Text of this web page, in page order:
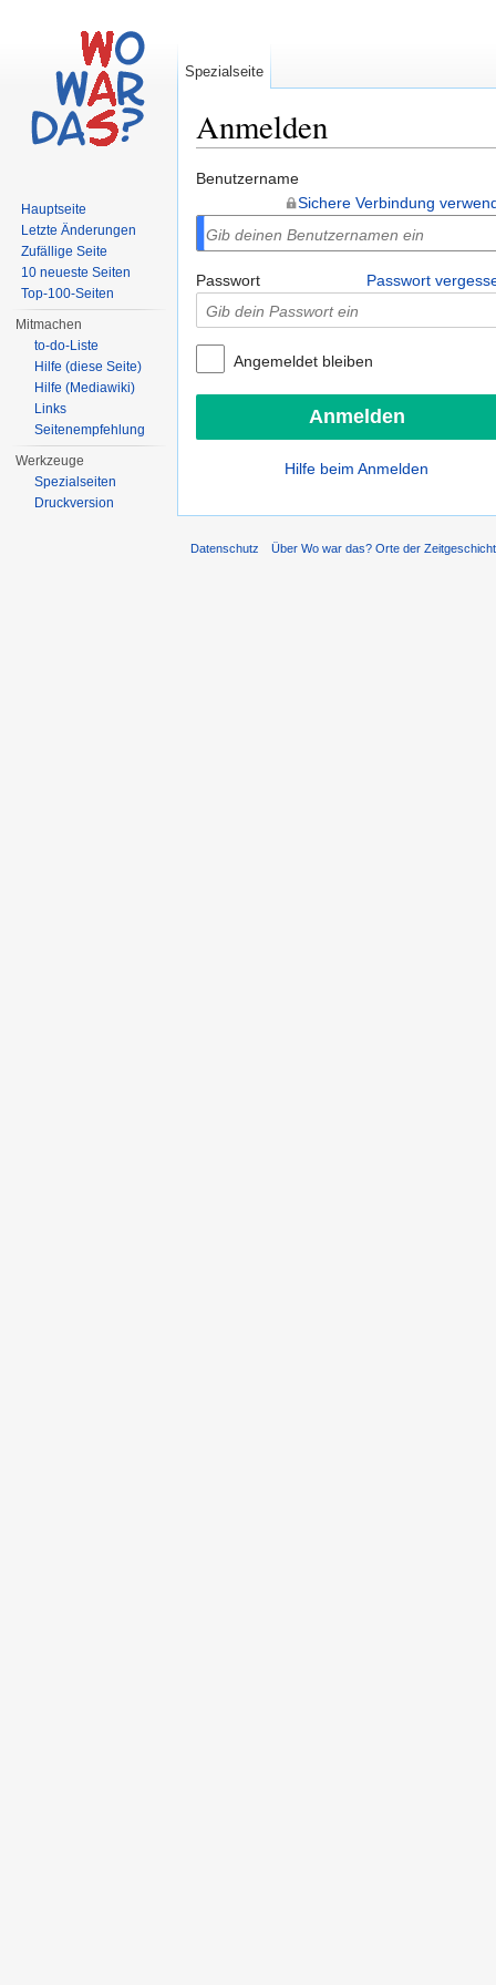
Anmelden
Benutzername
Sichere Verbindung
Passwort Passwort
Angemeldet bleiben
Hilfe beim Anmelden
Spezialseite
Hauptseite
Letzte Änderungen
Zufällige Seite
10 neueste Seiten
Top-100-Seiten
Mitmachen
to-do-Liste
Hilfe (diese Seite)
Hilfe (Mediawiki)
Links
Seitenempfehlung
Werkzeuge
Spezialseiten
Druckversion
Datenschutz Über Wo war das? Orte der